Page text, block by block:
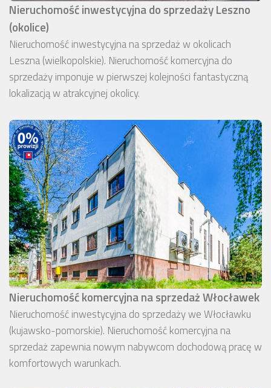
Nieruchomość inwestycyjna do sprzedaży Leszno
(okolice)
Nieruchomość inwestycyjna na sprzedaż w okolicach
Leszna (wielkopolskie). Nieruchomość komercyjna do
sprzedaży imponuje w pierwszej kolejności fantastyczną
lokalizacją w atrakcyjnej okolicy.
Nieruchomość komercyjna na sprzedaż Włocławek
Nieruchomość inwestycyjna do sprzedaży we Włocławku
(kujawsko-pomorskie). Nieruchomość komercyjna na
sprzedaż zapewnia nowym nabywcom dochodową pracę w
komfortowych warunkach.